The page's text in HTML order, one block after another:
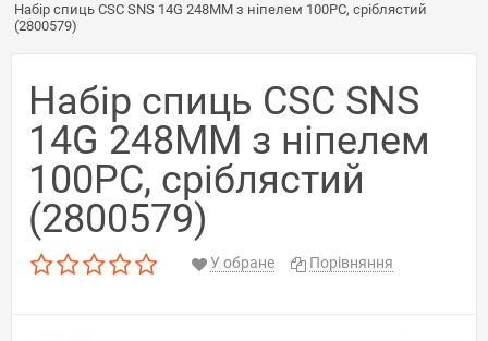
Набір спиць CSC SNS 14G 248MM з ніпелем 100PC, сріблястий
(2800579)
Набір спиць CSC SNS
14G 248MM з ніпелем
100PC, сріблястий
(2800579)
У обране Порівняння